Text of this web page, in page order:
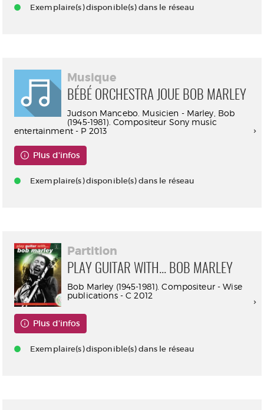
Exemplaire(s) disponible(s) dans le réseau
Musique
BÉBÉ ORCHESTRA JOUE BOB MARLEY
Judson Mancebo. Musicien - Marley, Bob
(1945-1981). Compositeur Sony music
entertainment - P 2013
Plus d'infos
Exemplaire(s) disponible(s) dans le réseau
Partition
PLAY GUITAR WITH... BOB MARLEY
Bob Marley (1945-1981). Compositeur - Wise
publications - C 2012
Plus d'infos
Exemplaire(s) disponible(s) dans le réseau